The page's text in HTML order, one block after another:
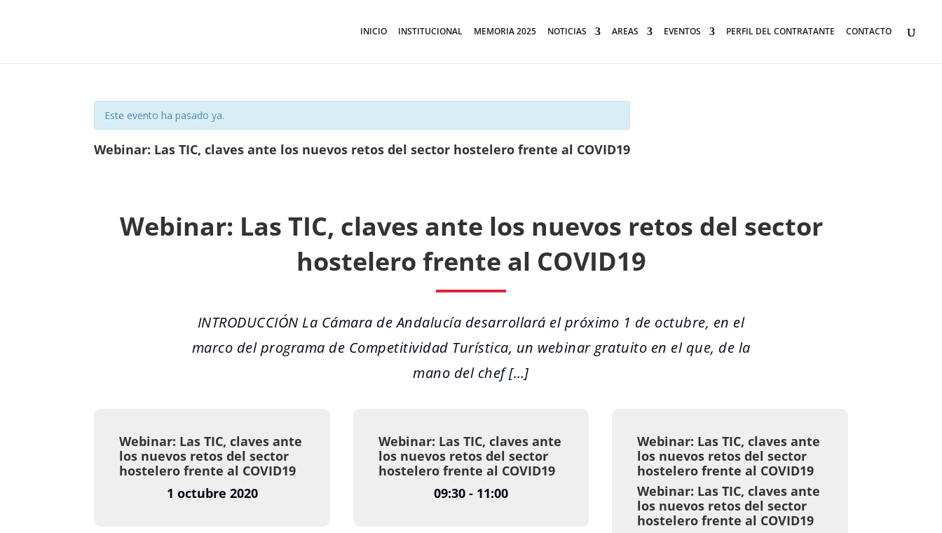
INICIO INSTITUCIONAL MEMORIA 2025 NOTICIAS AREAS EVENTOS PERFIL DEL CONTRATANTE CONTACTO
Este evento ha pasado ya.
Webinar: Las TIC, claves ante los nuevos retos del sector hostelero frente al COVID19
Webinar: Las TIC, claves ante los nuevos retos del sector
hostelero frente al COVID19
INTRODUCCIÓN La Cámara de Andalucía desarrollará el próximo 1 de octubre, en el
marco del programa de Competitividad Turística, un webinar gratuito en el que, de la
mano del chef […]
Webinar: Las TIC, claves ante
los nuevos retos del sector
hostelero frente al COVID19
1 octubre 2020
Webinar: Las TIC, claves ante
los nuevos retos del sector
hostelero frente al COVID19
09:30 - 11:00
Webinar: Las TIC, claves ante
los nuevos retos del sector
hostelero frente al COVID19
Webinar: Las TIC, claves ante
los nuevos retos del sector
hostelero frente al COVID19